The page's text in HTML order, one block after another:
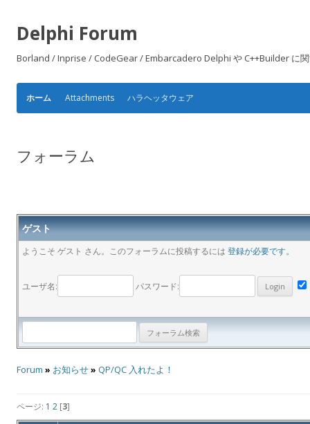
Delphi Forum
Borland / Inprise / CodeGear / Embarcadero Delphi や C++Builder に
ホーム Attachments ハラヘッタウェア
フォーラム
ゲスト
ようこそ ゲスト さん。このフォーラムに投稿するには 登録が必要です。
ユーザ名: パスワード:
Forum » お知らせ» QP/QC 入れたよ！
ページ: 1 2 [3]